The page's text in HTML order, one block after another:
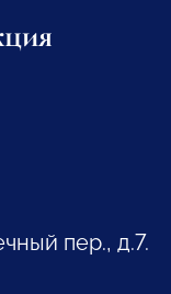
пер., д.7.